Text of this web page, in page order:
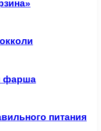
фарша
питания